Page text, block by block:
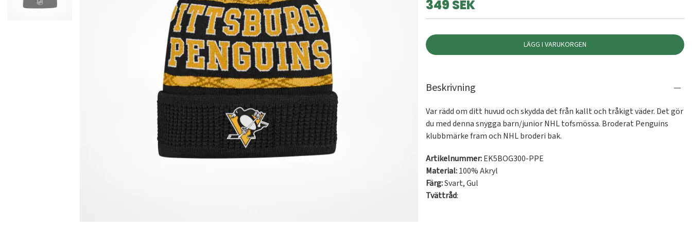
349 SEK
LÄGG I VARUKORGEN
Beskrivning
Var rädd om ditt huvud och skydda det från kallt och tråkigt väder. Det gör
du med denna snygga barn/junior NHL tofsmössa. Broderat Penguins
klubbmärke fram och NHL broderi bak.
Artikelnummer:EK5BOG300-PPE
Material:100% Akryl
Färg:Svart,Gul
Tvättråd: